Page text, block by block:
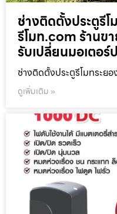
ช่างติดตั้งประตูรีโ
รีโมท.com ร้านข
รับเปลี่ยนมอเตอร์
ช่างติดตั้งประตูรีโมทระยอ
ดูเพิ่มเติม »